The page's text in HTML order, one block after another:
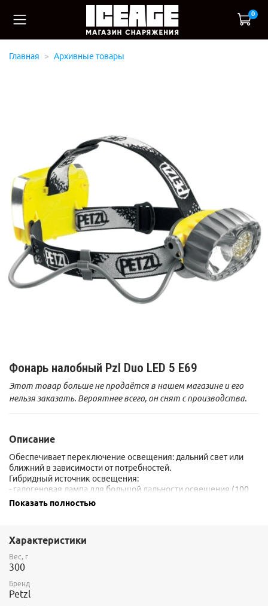
0
Главная Архивные товары
Фонарь налобный Pzl Duo LED 5 E69
Этот товар больше не продаётся в нашем магазине и его
нельзя заказать. Вероятнее всего, он снят с производства.
Описание
Обеспечивает переключение освещения: дальний свет или
ближний в зависимости от потребностей.
Гибридный источник освещения:
- галогеновая лампа для большой дальности освещения (100
м),
Вес: фонарь (200г) + батареи (100г) = 300г
Показать полностью
Характеристики
Вес, г
300
Бренд
Petzl